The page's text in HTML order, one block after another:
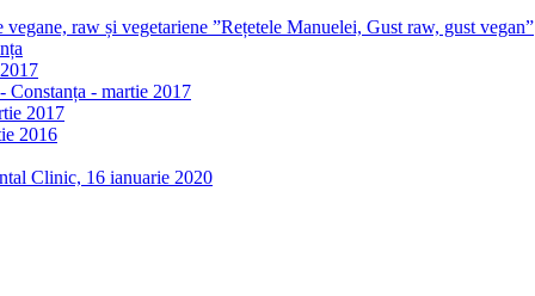
raw și vegetariene ”Rețetele Manuelei, Gust raw, gust vegan”
- martie 2017
2017
2016
Clinic, 16 ianuarie 2020